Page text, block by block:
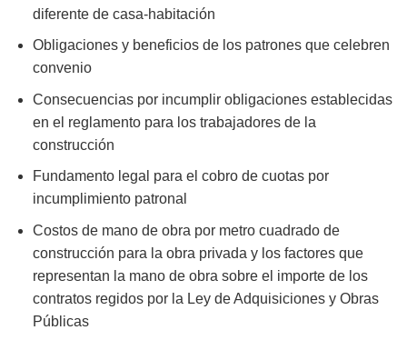
diferente de casa-habitación
Obligaciones y beneficios de los patrones que celebren
convenio
Consecuencias por incumplir obligaciones establecidas
en el reglamento para los trabajadores de la
construcción
Fundamento legal para el cobro de cuotas por
incumplimiento patronal
Costos de mano de obra por metro cuadrado de
construcción para la obra privada y los factores que
representan la mano de obra sobre el importe de los
contratos regidos por la Ley de Adquisiciones y Obras
Públicas